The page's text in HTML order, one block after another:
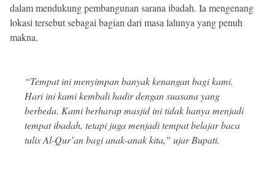
dalam mendukung pembangunan sarana ibadah. Ia mengenang
lokasi tersebut sebagai bagian dari masa lalunya yang penuh
makna.
“Tempat ini menyimpan banyak kenangan bagi kami.
Hari ini kami kembali hadir dengan suasana yang
berbeda. Kami berharap masjid ini tidak hanya menjadi
tempat ibadah, tetapi juga menjadi tempat belajar baca
tulis Al-Qur’an bagi anak-anak kita,” ujar Bupati.